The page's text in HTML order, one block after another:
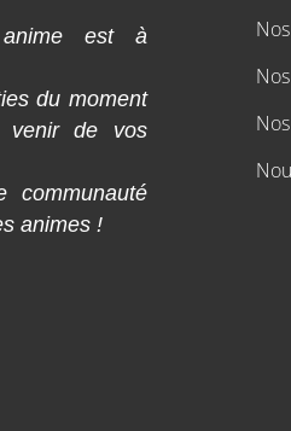
anime est à
du moment
venir de vos
communauté
animes !